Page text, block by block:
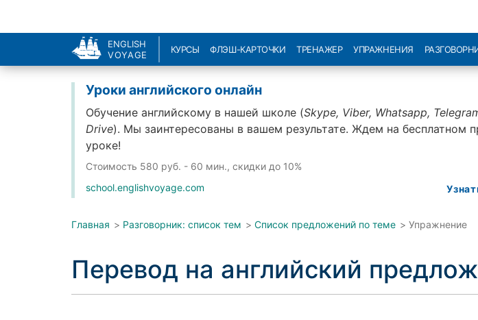
ENGLISH
VOYAGE
КУРСЫ ФЛЭШ-КАРТОЧКИ ТРЕНАЖЕР УПРАЖНЕНИЯ
Уроки английского онлайн
Обучение английскому в нашей школе (Skype, Viber, Whatsapp,
Drive). Мы заинтересованы в вашем результате. Ждем на бесплатном
уроке!
Стоимость 580 руб. - 60 мин., скидки до 10%
school.englishvoyage.com
Главная > Разговорник: список тем > Список предложений по теме > Упражнение
Перевод на английский